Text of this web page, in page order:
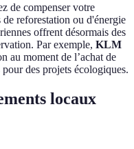
de compenser votre
reforestation ou d'énergie
offrent désormais des
Par exemple, KLM
au moment de l’achat de
des projets écologiques.
locaux